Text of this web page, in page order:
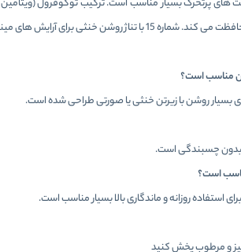
حساس و جلوه های طبیعی انتخابی عالی محسوب می شود.
مناسب است؟
بدون چسبندگی است.
است؟
استفاده روزانه و ماندگاری بالا بسیار مناسب است.